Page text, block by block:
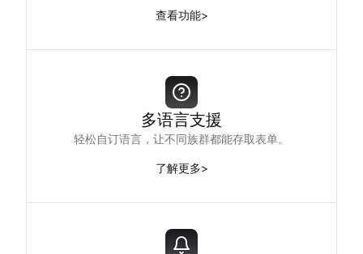
查看功能>
多语言支援
轻松自订语言，让不同族群都能存取表单。
了解更多>